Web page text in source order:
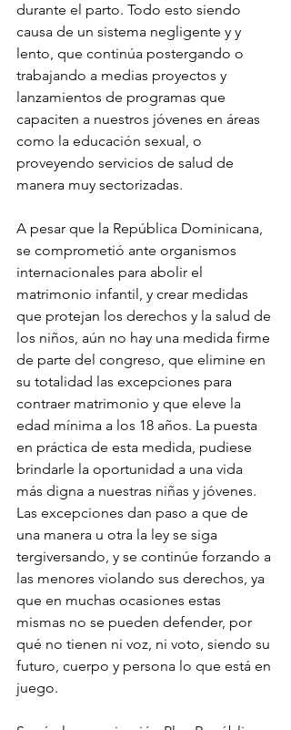
durante el parto. Todo esto siendo
causa de un sistema negligente y y
lento, que continúa postergando o
trabajando a medias proyectos y
lanzamientos de programas que
capaciten a nuestros jóvenes en áreas
como la educación sexual, o
proveyendo servicios de salud de
manera muy sectorizadas.
A pesar que la República Dominicana,
se comprometió ante organismos
internacionales para abolir el
matrimonio infantil, y crear medidas
que protejan los derechos y la salud de
los niños, aún no hay una medida firme
de parte del congreso, que elimine en
su totalidad las excepciones para
contraer matrimonio y que eleve la
edad mínima a los 18 años. La puesta
en práctica de esta medida, pudiese
brindarle la oportunidad a una vida
más digna a nuestras niñas y jóvenes.
Las excepciones dan paso a que de
una manera u otra la ley se siga
tergiversando, y se continúe forzando a
las menores violando sus derechos, ya
que en muchas ocasiones estas
mismas no se pueden defender, por
qué no tienen ni voz, ni voto, siendo su
futuro, cuerpo y persona lo que está en
juego.